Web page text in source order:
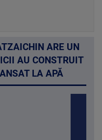
ARE UN
AU CONSTRUIT
LA APĂ